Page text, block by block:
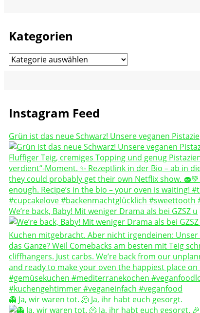
Kategorien
Kategorien
Instagram Feed
Grün ist das neue Schwarz! Unsere veganen Pistazie
We’re back, Baby! Mit weniger Drama als bei GZSZ u
👻 Ja, wir waren tot. 🫠 Ja, ihr habt euch gesorgt.